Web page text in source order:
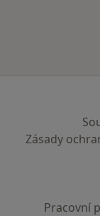
Zásady
Pracovní